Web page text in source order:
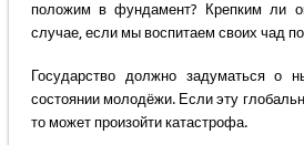
положим в фундамент? Крепким ли
случае, если мы воспитаем своих чад
Государство должно задуматься о
состоянии молодёжи. Если эту
то может произойти катастрофа.